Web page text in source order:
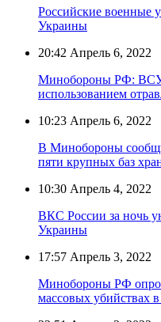
Российские военные
Украины
20:42 Апрель 6, 2022
Минобороны РФ: ВСУ
использованием
10:23 Апрель 6, 2022
В Минобороны
пяти крупных баз
10:30 Апрель 4, 2022
ВКС России за ночь
Украины
17:57 Апрель 3, 2022
Минобороны РФ
массовых убийствах